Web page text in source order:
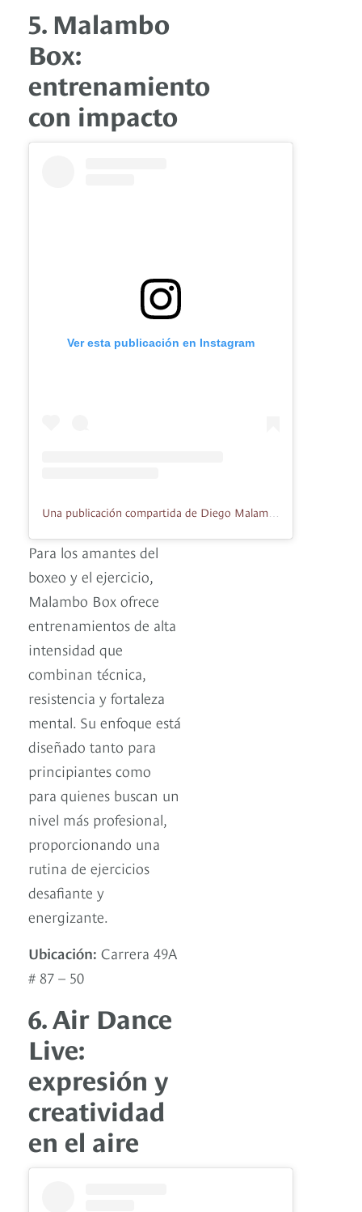
5. Malambo
Box:
entrenamiento
con impacto
Ver esta publicación en Instagram
Para los amantes del
boxeo y el ejercicio,
Malambo Box ofrece
entrenamientos de alta
intensidad que
combinan técnica,
resistencia y fortaleza
mental. Su enfoque está
diseñado tanto para
principiantes como
para quienes buscan un
nivel más profesional,
proporcionando una
rutina de ejercicios
desafiante y
energizante.
Ubicación: Carrera 49A
# 87 – 50
6. Air Dance
Live:
expresión y
creatividad
en el aire